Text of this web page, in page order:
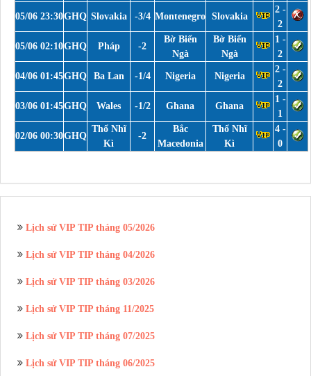
05/06 23:30GHQ Slovakia -3/4 Montenegro Slovakia
2 -
2
05/06 02:10GHQ Pháp -2
Bờ Biển
Ngà
Bờ Biển
Ngà
1 -
2
04/06 01:45GHQ Ba Lan -1/4 Nigeria Nigeria
2 -
2
03/06 01:45GHQ Wales -1/2 Ghana Ghana
1 -
1
02/06 00:30GHQ
Thổ Nhĩ
Kì
-2
Bắc
Macedonia
Thổ Nhĩ
Kì
4 -
0
Lịch sử VIP TIP tháng 05/2026
Lịch sử VIP TIP tháng 04/2026
Lịch sử VIP TIP tháng 03/2026
Lịch sử VIP TIP tháng 11/2025
Lịch sử VIP TIP tháng 07/2025
Lịch sử VIP TIP tháng 06/2025